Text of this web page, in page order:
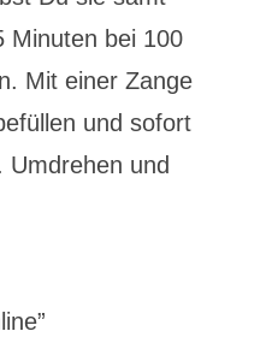
Minuten bei 100
Mit einer Zange
und sofort
Umdrehen und